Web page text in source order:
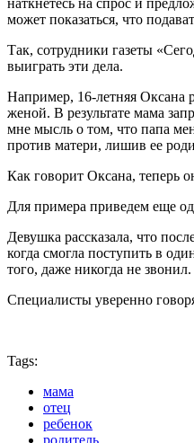
может показаться, что
Так, сотрудники газеты
выиграть эти дела.
Например, 16-летняя Оксана
женой. В результате мама
мне мысль о том, что папа
против матери, лишив ее
Как говорит Оксана, теперь
Для примера приведем еще
Девушка рассказала, что
когда смогла поступить в
того, даже никогда не
Специалисты уверенно
Tags:
мама
отец
ребенок
родитель